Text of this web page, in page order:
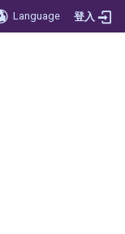
Language 登入